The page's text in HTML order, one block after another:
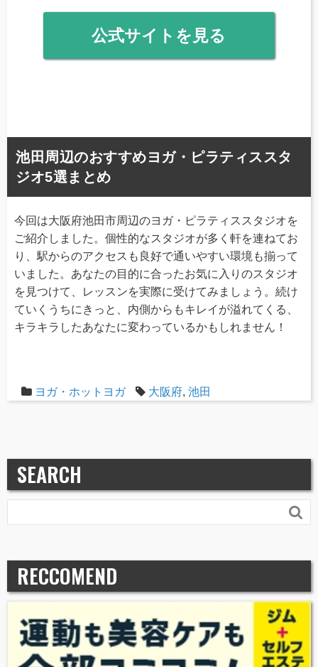
公式サイトを見る
池田周辺のおすすめヨガ・ピラティススタ
ジオ5選まとめ
今回は大阪府池田市周辺のヨガ・ピラティススタジオを
ご紹介しました。個性的なスタジオが多く軒を連ねてお
り、駅からのアクセスも良好で通いやすい環境も揃って
いました。あなたの目的に合ったお気に入りのスタジオ
を見つけて、レッスンを実際に受けてみましょう。続け
ていくうちにきっと、内側からもキレイが溢れてくる、
キラキラしたあなたに変わっているかもしれません！
ヨガ・ホットヨガ 大阪府, 池田
SEARCH

RECCOMEND